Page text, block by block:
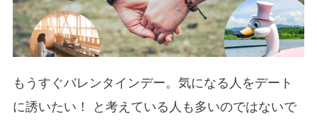
もうすぐバレンタインデー。気になる人をデート
に誘いたい！ と考えている人も多いのではないで